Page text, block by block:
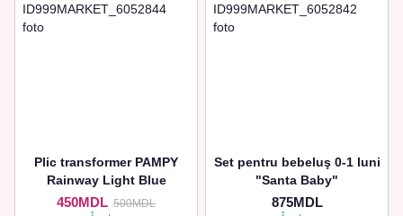
Plic transformer PAMPY
Rainway Light Blue
450MDL 500MDL
Set pentru bebeluş 0-1 luni
"Santa Baby"
875MDL